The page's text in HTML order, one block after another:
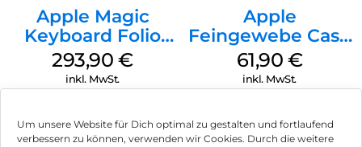
Um unsere Website für Dich optimal zu gestalten und fortlaufend
verbessern zu können, verwenden wir Cookies. Durch die weitere
Apple Magic
Keyboard Folio
iPad 10.9″ (10.Gen.)
Weiß
293,90€
inkl. MwSt.
Apple
Feingewebe Case
iPhone 15 Pro
MagSafe Schwarz
61,90 €
inkl. MwSt.